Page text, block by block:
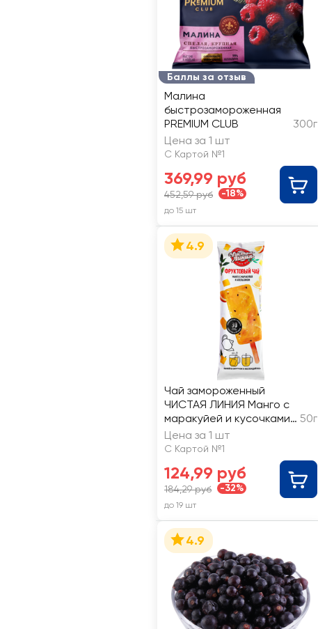
Баллы за отзыв
Малина
быстрозамороженная
PREMIUM CLUB
300г
Цена за 1 шт
С Картой №1
369,99 руб
452,59 руб -18%
до 15 шт
4.9
Чай замороженный
ЧИСТАЯ ЛИНИЯ Манго с
маракуйей и кусочками
апельсина
50г
Цена за 1 шт
С Картой №1
124,99 руб
184,29 руб -32%
до 19 шт
4.9